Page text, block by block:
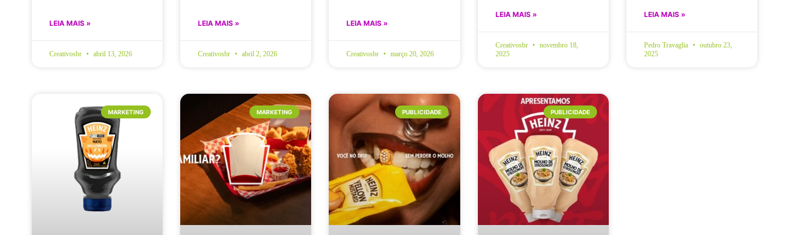
LEIA MAIS »
Creativosbr abril 13, 2026
LEIA MAIS »
Creativosbr abril 2, 2026
LEIA MAIS »
Creativosbr março 20, 2026
LEIA MAIS »
Creativosbr
novembro 18,
2025
LEIA MAIS »
Pedro Travaglia
outubro 23,
2025
MARKETING MARKETING PUBLICIDADE PUBLICIDADE